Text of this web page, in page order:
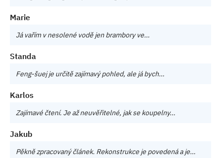
Marie
Já vařím v nesolené vodě jen brambory ve…
Standa
Feng-šuej je určitě zajímavý pohled, ale já bych…
Karlos
Zajímavé čtení. Je až neuvěřitelné, jak se koupelny…
Jakub
Pěkně zpracovaný článek. Rekonstrukce je povedená a je…